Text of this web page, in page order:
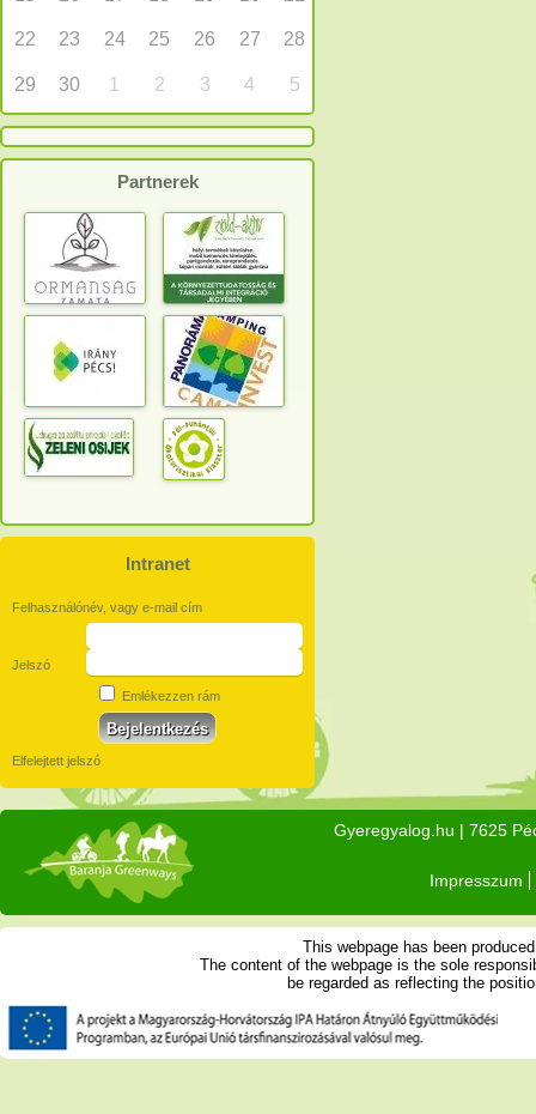
22 23 24 25 26 27 28
29 30 1 2 3 4 5
Partnerek
Intranet
Felhasználónév, vagy e-mail cím
Jelszó
Emlékezzen rám
Elfelejtett jelszó
Gyeregyalog.hu | 7625
Impresszum
This webpage has been
The content of the webpage is the sole
be regarded as reflecting the